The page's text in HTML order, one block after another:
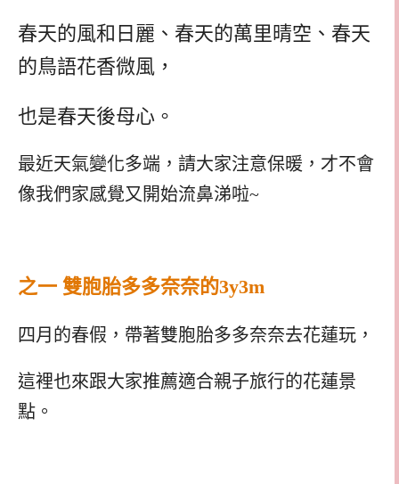
春天的風和日麗、春天的萬里晴空、春天
的鳥語花香微風，
也是春天後母心。
最近天氣變化多端，請大家注意保暖，才不會
像我們家感覺又開始流鼻涕啦~
之一 雙胞胎多多奈奈的3y3m
四月的春假，帶著雙胞胎多多奈奈去花蓮玩，
這裡也來跟大家推薦適合親子旅行的花蓮景
點。